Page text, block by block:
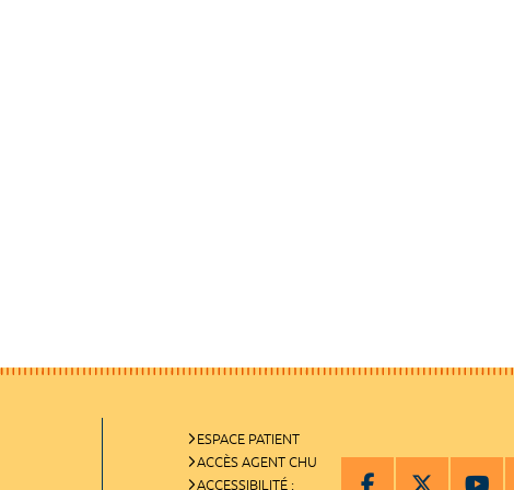
ESPACE PATIENT
ACCÈS AGENT CHU
ACCESSIBILITÉ :